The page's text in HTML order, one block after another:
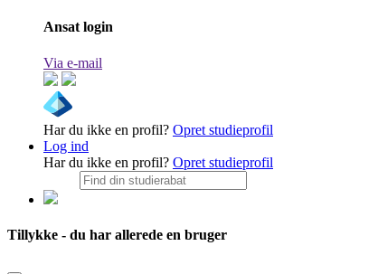
Ansat login
Via e-mail
Har du ikke en profil? Opret studieprofil
Log ind
Har du ikke en profil? Opret studieprofil
Tillykke - du har allerede en bruger